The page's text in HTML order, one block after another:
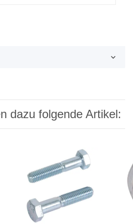
dazu folgende Artikel: